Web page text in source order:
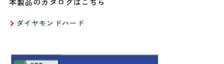
ダイヤモンドハード